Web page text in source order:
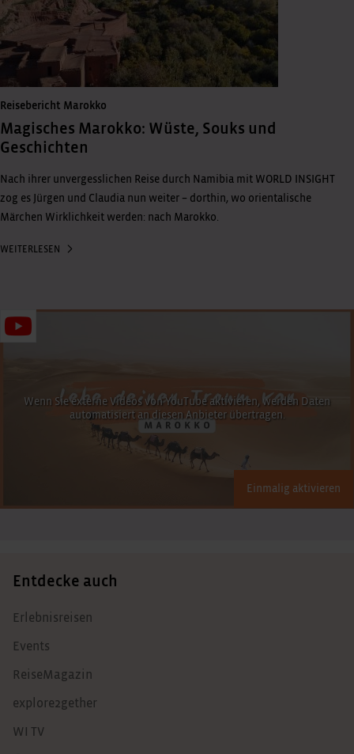
Reisebericht Marokko
Magisches Marokko: Wüste, Souks und
Geschichten
Nach ihrer unvergesslichen Reise durch Namibia mit WORLD INSIGHT
zog es Jürgen und Claudia nun weiter – dorthin, wo orientalische
Märchen Wirklichkeit werden: nach Marokko.
WEITERLESEN
Wenn Sie externe Videos von YouTube aktivieren, werden Daten
automatisiert an diesen Anbieter übertragen.
Einmalig aktivieren
Entdecke auch
Erlebnisreisen
Events
ReiseMagazin
explore2gether
WI TV